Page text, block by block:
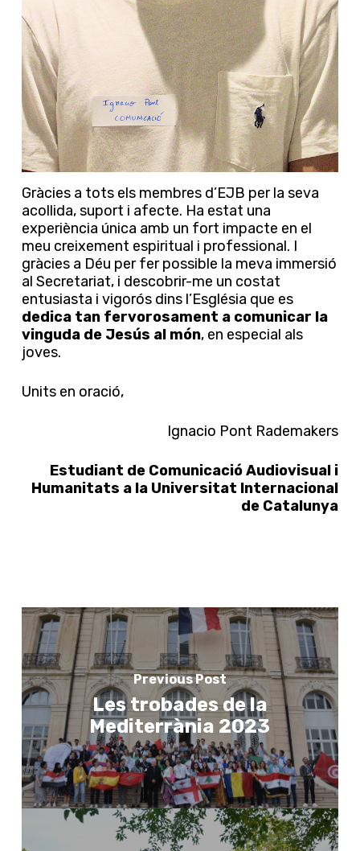
Gràcies a tots els membres d’EJB per la seva
acollida, suport i afecte. Ha estat una
experiència única amb un fort impacte en el
meu creixement espiritual i professional. I
gràcies a Déu per fer possible la meva immersió
al Secretariat, i descobrir-me un costat
entusiasta i vigorós dins l’Església que es
dedica tan fervorosament a comunicar la
vinguda de Jesús al món, en especial als
joves.
Units en oració,
Ignacio Pont Rademakers
Estudiant de Comunicació Audiovisual i
Humanitats a la Universitat Internacional
de Catalunya
Previous Post
Les trobades de la
Mediterrània 2023